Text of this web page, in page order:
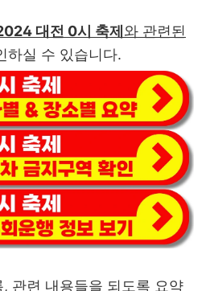
대전 0시 축제 와 관련된
하실 수 있습니다.
관련 내용들을 되도록 요약